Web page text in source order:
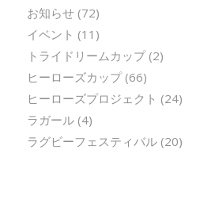
お知らせ(72)
イベント (11)
トライドリームカップ(2)
ヒーローズカップ(66)
ヒーローズプロジェクト (24)
ラガール(4)
ラグビーフェスティバル(20)